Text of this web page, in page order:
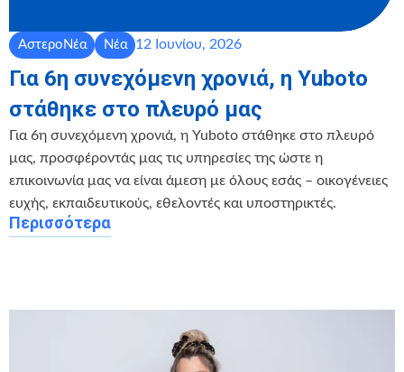
ΑστεροΝέα Νέα 12 Ιουνίου, 2026
Για 6η συνεχόμενη χρονιά, η Yuboto
στάθηκε στο πλευρό μας
Για 6η συνεχόμενη χρονιά, η Yuboto στάθηκε στο πλευρό
μας, προσφέροντάς μας τις υπηρεσίες της ώστε η
επικοινωνία μας να είναι άμεση με όλους εσάς – οικογένειες
ευχής, εκπαιδευτικούς, εθελοντές και υποστηρικτές.
Περισσότερα